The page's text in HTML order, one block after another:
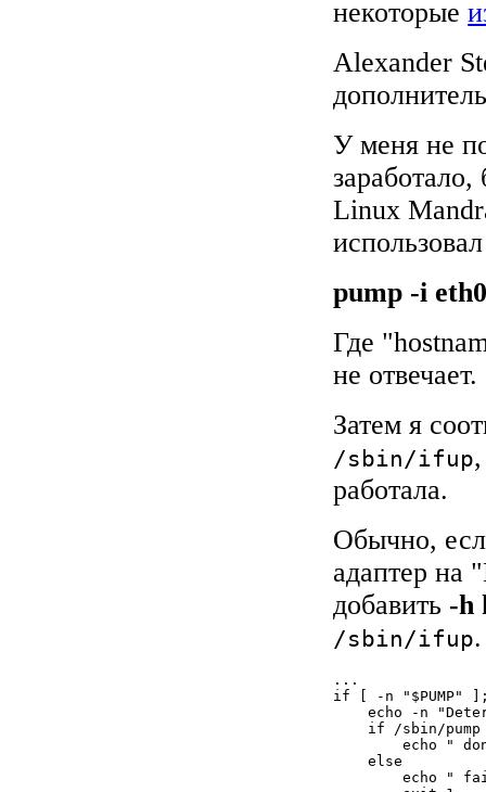
некоторые
Alexander
У меня не
Linux
pump -i
Где
не отвечает.
Затем я
/sbin/ifup
работала.
Обычно,
адаптер на
добавить -h
/sbin/ifup
...
if [ -n "$PUMP"
echo -n
if /sbin/
echo "
    else
echo "